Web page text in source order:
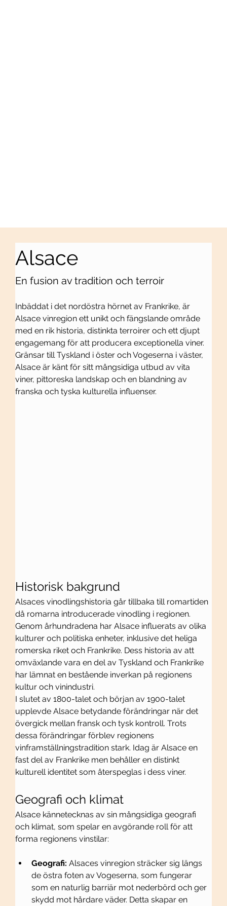
Alsace
En fusion av tradition och terroir
Inbäddat i det nordöstra hörnet av Frankrike, är
Alsace vinregion ett unikt och fängslande område
med en rik historia, distinkta terroirer och ett djupt
engagemang för att producera exceptionella viner.
Gränsar till Tyskland i öster och Vogeserna i väster,
Alsace är känt för sitt mångsidiga utbud av vita
viner, pittoreska landskap och en blandning av
franska och tyska kulturella influenser.
Historisk bakgrund
Alsaces vinodlingshistoria går tillbaka till romartiden
då romarna introducerade vinodling i regionen.
Genom århundradena har Alsace influerats av olika
kulturer och politiska enheter, inklusive det heliga
romerska riket och Frankrike. Dess historia av att
omväxlande vara en del av Tyskland och Frankrike
har lämnat en bestående inverkan på regionens
kultur och vinindustri.
I slutet av 1800-talet och början av 1900-talet
upplevde Alsace betydande förändringar när det
övergick mellan fransk och tysk kontroll. Trots
dessa förändringar förblev regionens
vinframställningstradition stark. Idag är Alsace en
fast del av Frankrike men behåller en distinkt
kulturell identitet som återspeglas i dess viner.
Geografi och klimat
Alsace kännetecknas av sin mångsidiga geografi
och klimat, som spelar en avgörande roll för att
forma regionens vinstilar:
Geografi: Alsaces vinregion sträcker sig längs
de östra foten av Vogeserna, som fungerar
som en naturlig barriär mot nederbörd och ger
skydd mot hårdare väder. Detta skapar en